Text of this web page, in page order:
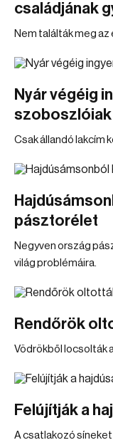
családjának
Nem találták meg
Nyár végéig
szoboszlóiak
Csak állandó lakcím
pásztorélet
Negyven ország
világ problémáira.
Rendőrök
Vödrökből locsolták
Felújítják a
A csatlakozó síneket